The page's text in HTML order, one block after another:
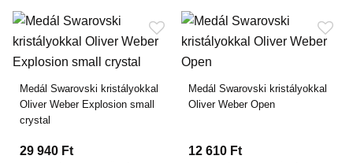
Medál Swarovski kristályokkal
Oliver Weber Explosion small
crystal
29 940 Ft
Medál Swarovski kristályokkal
Oliver Weber Open
12 610 Ft